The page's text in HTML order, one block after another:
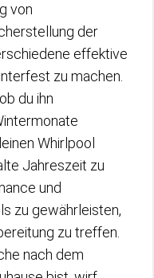
von
der
effektive
zu machen.
du ihn
Whirlpool
Jahreszeit zu
und
zu gewährleisten,
zu treffen.
nach dem